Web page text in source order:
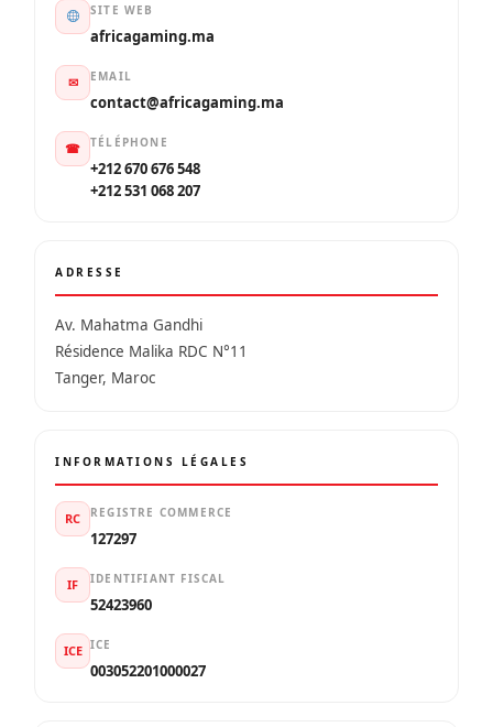
SITE WEB
africagaming.ma
✉ EMAIL
contact@africagaming.ma
☎ TÉLÉPHONE
+212 670 676 548
+212 531 068 207
ADRESSE
Av. Mahatma Gandhi
Résidence Malika RDC N°11
Tanger, Maroc
INFORMATIONS LÉGALES
RC REGISTRE COMMERCE
127297
IF IDENTIFIANT FISCAL
52423960
ICE ICE
003052201000027